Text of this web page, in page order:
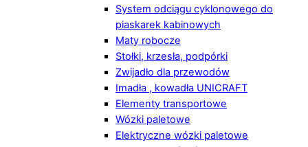
System odciągu cyklonowego do
piaskarek kabinowych
Maty robocze
Stołki, krzesła, podpórki
Zwijadło dla przewodów
Imadła , kowadła UNICRAFT
Elementy transportowe
Wózki paletowe
Elektryczne wózki paletowe